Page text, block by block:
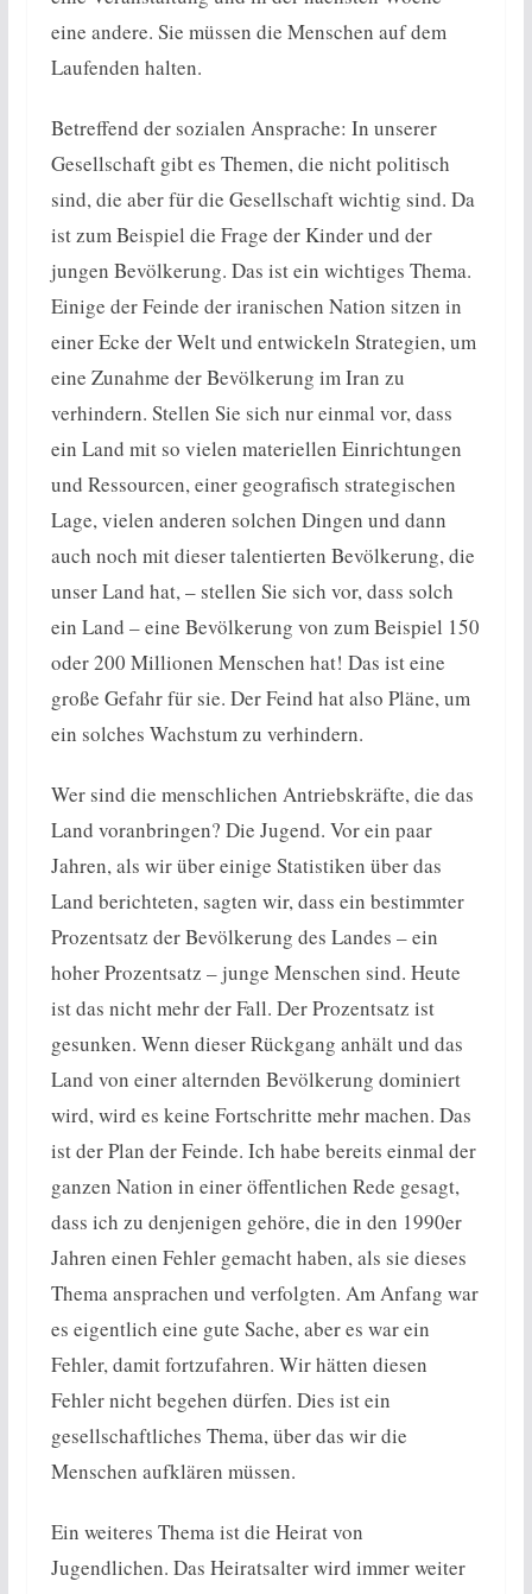
eine andere. Sie müssen die Menschen auf dem
Laufenden halten.
Betreffend der sozialen Ansprache: In unserer
Gesellschaft gibt es Themen, die nicht politisch
sind, die aber für die Gesellschaft wichtig sind. Da
ist zum Beispiel die Frage der Kinder und der
jungen Bevölkerung. Das ist ein wichtiges Thema.
Einige der Feinde der iranischen Nation sitzen in
einer Ecke der Welt und entwickeln Strategien, um
eine Zunahme der Bevölkerung im Iran zu
verhindern. Stellen Sie sich nur einmal vor, dass
ein Land mit so vielen materiellen Einrichtungen
und Ressourcen, einer geografisch strategischen
Lage, vielen anderen solchen Dingen und dann
auch noch mit dieser talentierten Bevölkerung, die
unser Land hat, – stellen Sie sich vor, dass solch
ein Land – eine Bevölkerung von zum Beispiel 150
oder 200 Millionen Menschen hat! Das ist eine
große Gefahr für sie. Der Feind hat also Pläne, um
ein solches Wachstum zu verhindern.
Wer sind die menschlichen Antriebskräfte, die das
Land voranbringen? Die Jugend. Vor ein paar
Jahren, als wir über einige Statistiken über das
Land berichteten, sagten wir, dass ein bestimmter
Prozentsatz der Bevölkerung des Landes – ein
hoher Prozentsatz – junge Menschen sind. Heute
ist das nicht mehr der Fall. Der Prozentsatz ist
gesunken. Wenn dieser Rückgang anhält und das
Land von einer alternden Bevölkerung dominiert
wird, wird es keine Fortschritte mehr machen. Das
ist der Plan der Feinde. Ich habe bereits einmal der
ganzen Nation in einer öffentlichen Rede gesagt,
dass ich zu denjenigen gehöre, die in den 1990er
Jahren einen Fehler gemacht haben, als sie dieses
Thema ansprachen und verfolgten. Am Anfang war
es eigentlich eine gute Sache, aber es war ein
Fehler, damit fortzufahren. Wir hätten diesen
Fehler nicht begehen dürfen. Dies ist ein
gesellschaftliches Thema, über das wir die
Menschen aufklären müssen.
Ein weiteres Thema ist die Heirat von
Jugendlichen. Das Heiratsalter wird immer weiter